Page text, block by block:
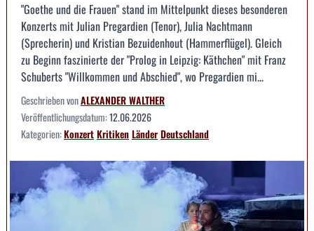
"Goethe und die Frauen" stand im Mittelpunkt dieses besonderen
Konzerts mit Julian Pregardien (Tenor), Julia Nachtmann
(Sprecherin) und Kristian Bezuidenhout (Hammerflügel). Gleich
zu Beginn faszinierte der "Prolog in Leipzig: Käthchen" mit Franz
Schuberts "Willkommen und Abschied", wo Pregardien mi...
Geschrieben vonALEXANDER WALTHER
Veröffentlichungsdatum:12.06.2026
Kategorien:KonzertKritikenLänderDeutschland